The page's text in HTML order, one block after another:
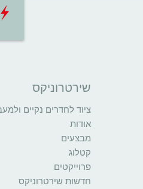
שירטרוניקס
ציוד לחדרים נקיים
אודות
מבצעים
קטלוג
פרוייקטים
חדשות שירטרוניקס